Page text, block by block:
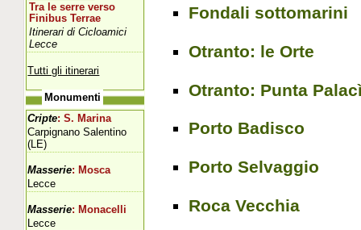
Fondali sottomarini
Otranto: le Orte
Otranto: Punta
Porto Badisco
Porto Selvaggio
Roca Vecchia
Tra le serre verso
Finibus Terrae
Itinerari di Cicloamici
Lecce
Tutti gli itinerari
Monumenti
Cripte: S. Marina
Carpignano Salentino
(LE)
Masserie: Mosca
Lecce
Masserie: Monacelli
Lecce